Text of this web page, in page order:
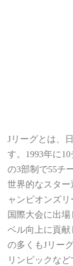
Jリーグとは、
す。1993年に
の3部制で55チ
世界的なスタ
ャンピオンズ
国際大会に出
ベル向上に貢
の多くもJリー
リンピックなど